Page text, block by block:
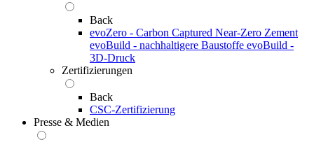
Back
evoZero - Carbon Captured Near-Zero Zement
evoBuild - nachhaltigere Baustoffe evoBuild -
3D-Druck
Zertifizierungen
Back
CSC-Zertifizierung
Presse & Medien